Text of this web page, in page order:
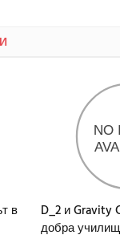
в
D_2 и Gravity
добра